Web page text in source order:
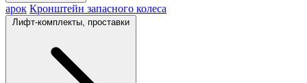
арок Кронштейн запасного колеса
Лифт-комплекты, проставки